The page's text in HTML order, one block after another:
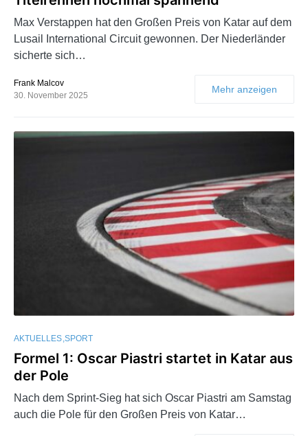
Max Verstappen hat den Großen Preis von Katar auf dem
Lusail International Circuit gewonnen. Der Niederländer
sicherte sich…
Frank Malcov
30. November 2025
Mehr anzeigen
AKTUELLES SPORT
Formel 1: Oscar Piastri startet in Katar aus
der Pole
Nach dem Sprint-Sieg hat sich Oscar Piastri am Samstag
auch die Pole für den Großen Preis von Katar…